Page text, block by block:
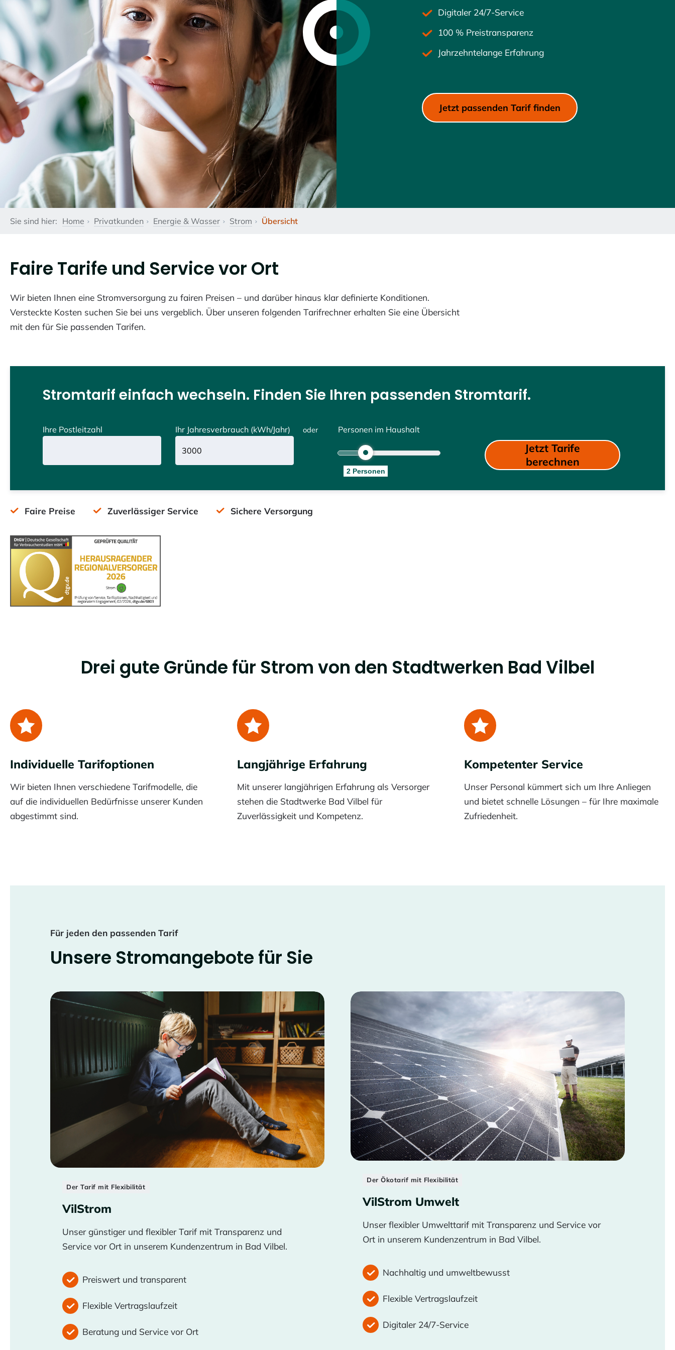
Digitaler 24/7-Service
100 % Preistransparenz
Jahrzehntelange Erfahrung
Jetzt passenden Tarif finden
Sie sind hier: Home Privatkunden Energie & Wasser Strom Übersicht
Faire Tarife und Service vor Ort
Wir bieten Ihnen eine Stromversorgung zu fairen Preisen – und darüber hinaus klar definierte Konditionen.
Versteckte Kosten suchen Sie bei uns vergeblich. Über unseren folgenden Tarifrechner erhalten Sie eine Übersicht
mit den für Sie passenden Tarifen.
Stromtarif einfach wechseln. Finden Sie Ihren passenden Stromtarif.
2Personen
Ihr Jahresverbrauch (kWh/Jahr)
Ihre Postleitzahl
Faire Preise Zuverlässiger Service Sichere Versorgung
Drei gute Gründe für Strom von den Stadtwerken Bad Vilbel
Individuelle Tarifoptionen
Wir bieten Ihnen verschiedene Tarifmodelle, die
auf die individuellen Bedürfnisse unserer Kunden
abgestimmt sind.
Langjährige Erfahrung
Mit unserer langjährigen Erfahrung als Versorger
stehen die Stadtwerke Bad Vilbel für
Zuverlässigkeit und Kompetenz.
Kompetenter Service
Unser Personal kümmert sich um Ihre Anliegen
und bietet schnelle Lösungen – für Ihre maximale
Zufriedenheit.
Für jeden den passenden Tarif
Unsere Stromangebote für Sie
Der Tarif mit Flexibilität
VilStrom
Unser günstiger und flexibler Tarif mit Transparenz und
Service vor Ort in unserem Kundenzentrum in Bad Vilbel.
Preiswert und transparent
Flexible Vertragslaufzeit
Beratung und Service vor Ort
Der Ökotarif mit Flexibilität
VilStrom Umwelt
Unser flexibler Umwelttarif mit Transparenz und Service vor
Ort in unserem Kundenzentrum in Bad Vilbel.
Nachhaltig und umweltbewusst
Flexible Vertragslaufzeit
Digitaler 24/7-Service
Zeilenabstand verkleinern
Graustufen
Großer Mauszeiger
Links unterstreichen